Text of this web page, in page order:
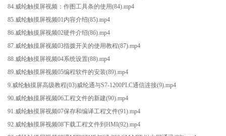
84.威纶触摸屏视频：作图工具条的使用(84).mp4
85.威纶触摸屏视频01内容介绍(85).mp4
86.威纶触摸屏视频02硬件介绍(86).mp4
87.威纶触摸屏视频03指拨开关的使用教程(87).mp4
88.威纶触摸屏视频04系统设置(88).mp4
89.威纶触摸屏视频05编程软件的安装(89).mp4
9.威纶触摸屏高级教程(03)威纶通与S7-1200PLC通信连接(9).mp4
90.威纶触摸屏视频06工程文件的新建(90).mp4
91.威纶触摸屏视频07保存和编译工程文件(91).mp4
92.威纶触摸屏视频08下载工程文件到HMI(92).mp4